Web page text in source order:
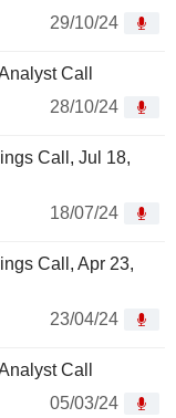
29/10/24
Call
28/10/24
Call, Jul 18,
18/07/24
Call, Apr 23,
23/04/24
Call
05/03/24